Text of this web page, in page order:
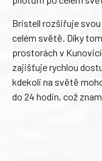
Bristell rozšiřuje svou
celém světě. Díky
prostorách v
zajišťuje rychlou
kdekoli na světě
do 24 hodin, což